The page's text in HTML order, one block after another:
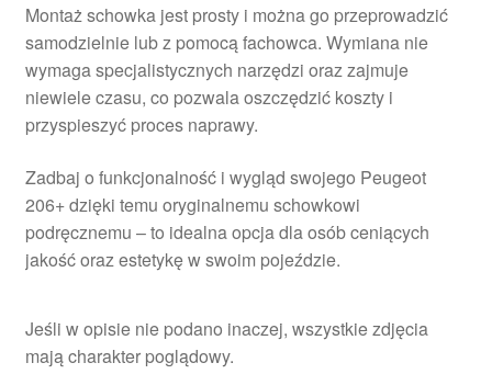
Montaż schowka jest prosty i można go przeprowadzić
samodzielnie lub z pomocą fachowca. Wymiana nie
wymaga specjalistycznych narzędzi oraz zajmuje
niewiele czasu, co pozwala oszczędzić koszty i
przyspieszyć proces naprawy.
Zadbaj o funkcjonalność i wygląd swojego Peugeot
206+ dzięki temu oryginalnemu schowkowi
podręcznemu – to idealna opcja dla osób ceniących
jakość oraz estetykę w swoim pojeździe.
Jeśli w opisie nie podano inaczej, wszystkie zdjęcia
mają charakter poglądowy.